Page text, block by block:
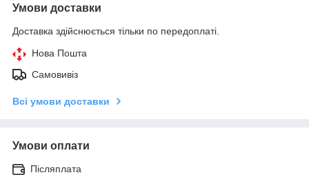
Умови доставки
Доставка здійснюється тільки по передоплаті.
Нова Пошта
Самовивіз
Всі умови доставки
Умови оплати
Післяплата